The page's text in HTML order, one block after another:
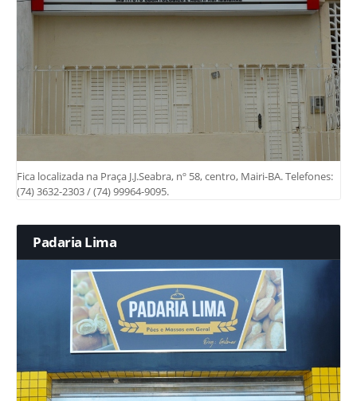
Fica localizada na Praça J.J.Seabra, nº 58, centro, Mairi-BA. Telefones:
(74) 3632-2303 / (74) 99964-9095.
Padaria Lima